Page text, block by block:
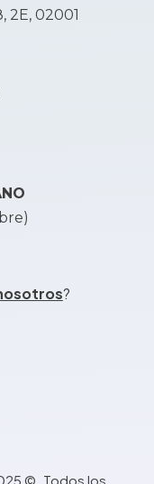
2E, 02001
?
©. Todos los